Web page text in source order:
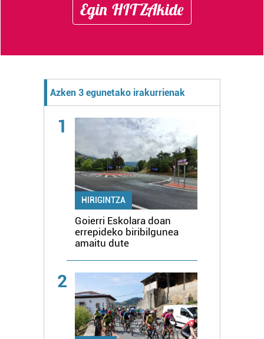
Egin HITZAkide
Azken 3 egunetako irakurrienak
1
HIRIGINTZA
Goierri Eskolara doan
errepideko biribilgunea
amaitu dute
2